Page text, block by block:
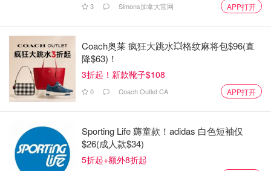
相反，Falcon付给他的员工 "起始收入"，不依靠从顾客那里
就提供福利。
Falcon说，公司在文件中包括就业期限数据，并将员工的成
就与工资一起列出，以帮助公众了解为什么一些员工的工资
可能比其他人高，并鼓励其他人如果想在公司晋升，也要跟
在Falcon的名字下，列出了0元的工资。在文件中，老板写
道，他更专注于建立一个强大、持久的公司，而不是赚取
3 Simons加拿大官网 APP打开
Coach奥莱 疯狂大跳水💥格纹麻将包$96(直
降$63)！
3折起！新款靴子$108
0 Coach Outlet CA APP打开
Sporting Life 薅童款！adidas 白色短袖仅
$26(成人款$34)
5折起+额外8折起